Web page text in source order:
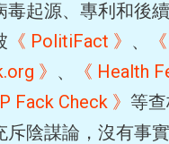
毒起源、專利和後
《 PolitiFact 》 、
《
》 、
《 Health
Fack Check 》等查
陰謀論，沒有事實